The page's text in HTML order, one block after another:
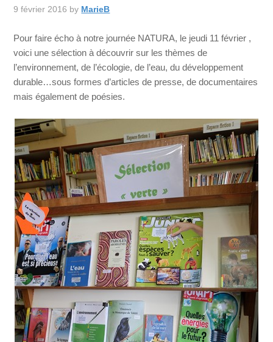
9 février 2016 by MarieB
Pour faire écho à notre journée NATURA, le jeudi 11 février ,
voici une sélection à découvrir sur les thèmes de
l’environnement, de l’écologie, de l’eau, du développement
durable…sous formes d’articles de presse, de documentaires
mais également de poésies.